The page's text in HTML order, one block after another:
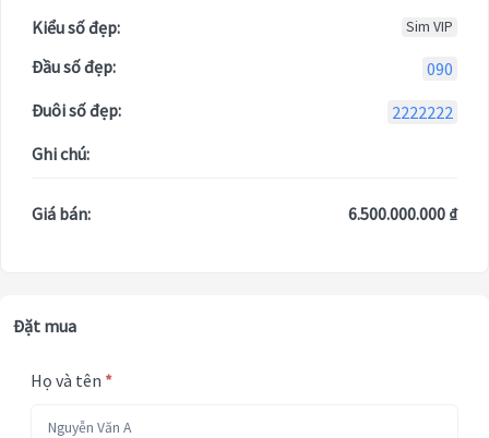
Kiểu số đẹp: Sim VIP
Đầu số đẹp:
090
Đuôi số đẹp:
2222222
Ghi chú:
Giá bán: 6.500.000.000 ₫
Đặt mua
Họ và tên *